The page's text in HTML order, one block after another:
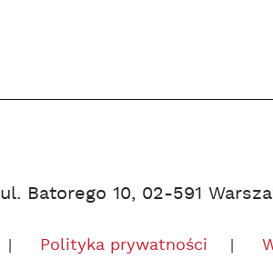
ul. Batorego 10, 02-591
Polityka prywatności